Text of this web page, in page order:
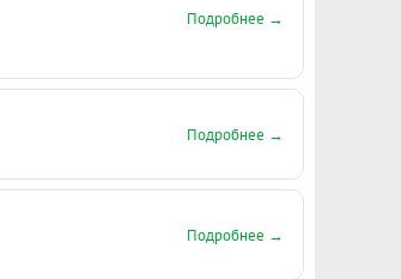
Подробнее →
Подробнее →
Подробнее →